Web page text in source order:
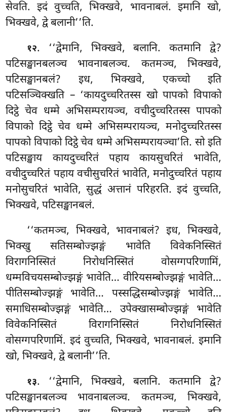
सेवति. इदं वुच्चति, भिक्खवे, भावनाबलं. इमानि खो,
भिक्खवे, द्वे बलानी’’ति.
१२. ‘‘द्वेमानि, भिक्खवे, बलानि. कतमानि द्वे?
पटिसङ्खानबलञ्च भावनाबलञ्च. कतमञ्च, भिक्खवे,
पटिसङ्खानबलं? इध, भिक्खवे, एकच्चो इति
पटिसञ्चिक्खति – ‘कायदुच्चरितस्स खो पापको विपाको
दिट्ठे चेव धम्मे अभिसम्परायञ्च, वचीदुच्चरितस्स पापको
विपाको दिट्ठे चेव धम्मे अभिसम्परायञ्च, मनोदुच्चरितस्स
पापको विपाको दिट्ठे चेव धम्मे अभिसम्परायञ्चा’ति. सो इति
पटिसङ्खाय कायदुच्चरितं पहाय कायसुचरितं भावेति,
वचीदुच्चरितं पहाय वचीसुचरितं भावेति, मनोदुच्चरितं पहाय
मनोसुचरितं भावेति, सुद्धं अत्तानं परिहरति. इदं वुच्चति,
भिक्खवे, पटिसङ्खानबलं.
‘‘कतमञ्च, भिक्खवे, भावनाबलं? इध, भिक्खवे,
भिक्खुसतिसम्बोज्झङ्गं भावेति विवेकनिस्सितं
विरागनिस्सितं निरोधनिस्सितं वोसग्गपरिणामिं,
धम्मविचयसम्बोज्झङ्गं भावेति… वीरियसम्बोज्झङ्गं भावेति…
पीतिसम्बोज्झङ्गं भावेति… पस्सद्धिसम्बोज्झङ्गं भावेति…
समाधिसम्बोज्झङ्गं भावेति… उपेक्खासम्बोज्झङ्गं भावेति
विवेकनिस्सितं विरागनिस्सितं निरोधनिस्सितं
वोसग्गपरिणामिं. इदं वुच्चति, भिक्खवे, भावनाबलं. इमानि
खो, भिक्खवे, द्वे बलानी’’ति.
१३. ‘‘द्वेमानि, भिक्खवे, बलानि. कतमानि द्वे?
पटिसङ्खानबलञ्च भावनाबलञ्च. कतमञ्च, भिक्खवे,